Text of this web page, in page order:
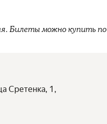
Билеты можно купить по
Сретенка, 1,